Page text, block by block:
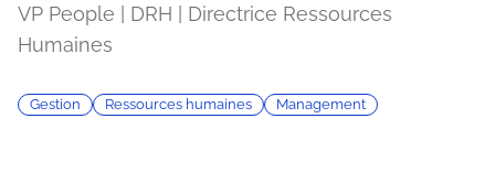
VP People | DRH | Directrice Ressources
Humaines
Gestion Ressources humaines Management